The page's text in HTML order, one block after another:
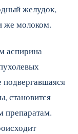
желудок,
же молоком.
аспирина
подвергавшаяся
становится
препаратам.